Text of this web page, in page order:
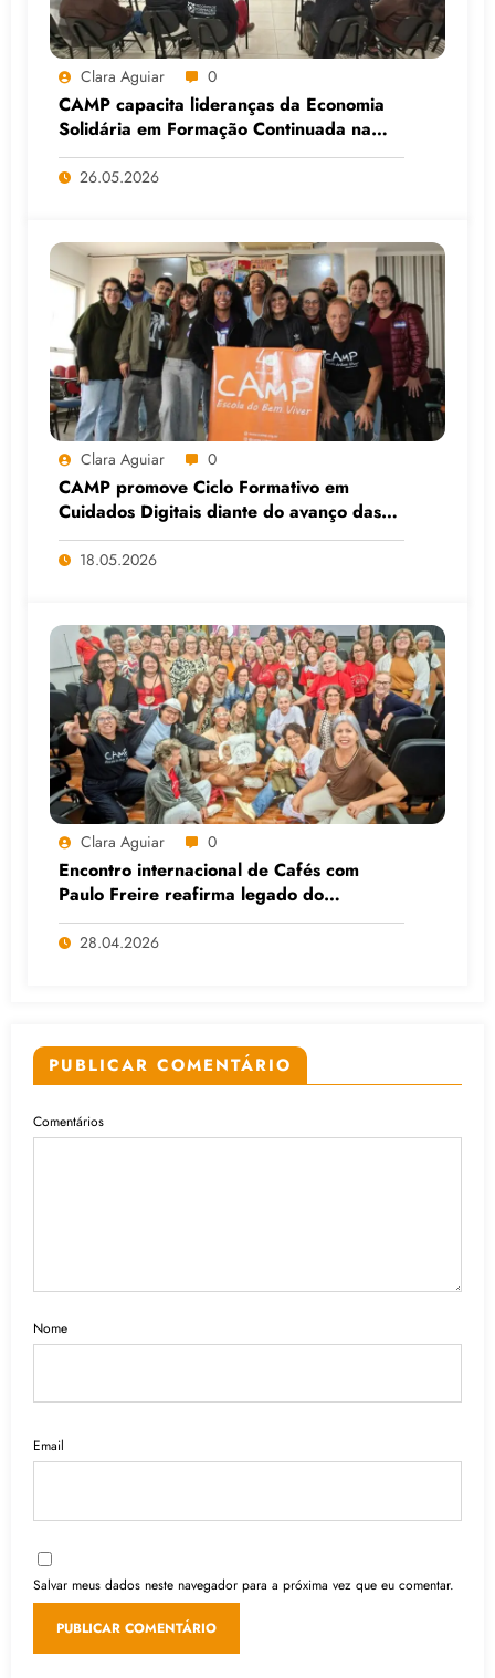
Clara Aguiar 0
CAMP capacita lideranças da Economia
Solidária em Formação Continuada na
Faculdade do Assentamento do MST, em
Viamão (RS)
26.05.2026
Clara Aguiar 0
CAMP promove Ciclo Formativo em
Cuidados Digitais diante do avanço das
Big Techs e da IA
18.05.2026
Clara Aguiar 0
Encontro internacional de Cafés com
Paulo Freire reafirma legado do
educador popular
28.04.2026
PUBLICAR COMENTÁRIO
Comentários
Nome
Email
Salvar meus dados neste navegador para a próxima vez que eu comentar.